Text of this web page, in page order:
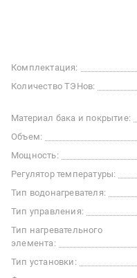
Комплектация:
Количество ТЭНов:
Материал бака и покрытие:
Объем:
Мощность:
Регулятор температуры:
Тип водонагревателя:
Тип управления:
Тип нагревательного
элемента:
Тип установки: